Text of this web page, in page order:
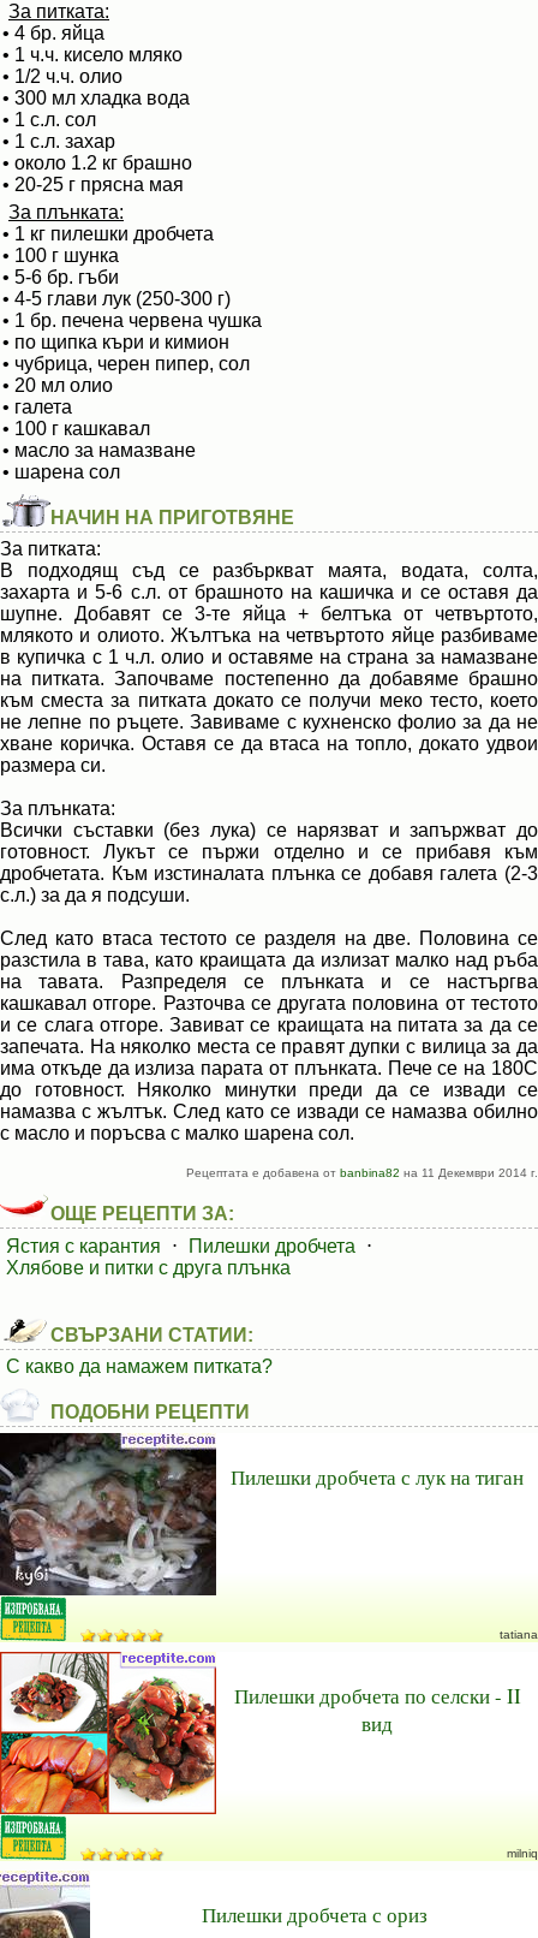
За питката:
• 4 бр. яйца
• 1 ч.ч. кисело мляко
• 1/2 ч.ч. олио
• 300 мл хладка вода
• 1 с.л. сол
• 1 с.л. захар
• около 1.2 кг брашно
• 20-25 г прясна мая
За плънката:
• 1 кг пилешки дробчета
• 100 г шунка
• 5-6 бр. гъби
• 4-5 глави лук (250-300 г)
• 1 бр. печена червена чушка
• по щипка къри и кимион
• чубрица, черен пипер, сол
• 20 мл олио
• галета
• 100 г кашкавал
• масло за намазване
• шарена сол
НАЧИН НА ПРИГОТВЯНЕ
За питката:
В подходящ съд се разбъркват маята, водата, солта,
захарта и 5-6 с.л. от брашното на кашичка и се оставя да
шупне. Добавят се 3-те яйца + белтъка от четвъртото,
млякото и олиото. Жълтъка на четвъртото яйце разбиваме
в купичка с 1 ч.л. олио и оставяме на страна за намазване
на питката. Започваме постепенно да добавяме брашно
към сместа за питката докато се получи меко тесто, което
не лепне по ръцете. Завиваме с кухненско фолио за да не
хване коричка. Оставя се да втаса на топло, докато удвои
размера си.
За плънката:
Всички съставки (без лука) се нарязват и запържват до
готовност. Лукът се пържи отделно и се прибавя към
дробчетата. Към изстиналата плънка се добавя галета (2-3
с.л.) за да я подсуши.
След като втаса тестото се разделя на две. Половина се
разстила в тава, като краищата да излизат малко над ръба
на тавата. Разпределя се плънката и се настъргва
кашкавал отгоре. Разточва се другата половина от тестото
и се слага отгоре. Завиват се краищата на питата за да се
запечата. На няколко места се правят дупки с вилица за да
има откъде да излиза парата от плънката. Пече се на 180С
до готовност. Няколко минутки преди да се извади се
намазва с жълтък. След като се извади се намазва обилно
с масло и поръсва с малко шарена сол.
Рецептата е добавена от banbina82 на 11 Декември 2014 г.
ОЩЕ РЕЦЕПТИ ЗА:
Ястия с карантия
⋅ Пилешки дробчета
⋅
Хлябове и питки с друга плънка
СВЪРЗАНИ СТАТИИ:
С какво да намажем питката?
ПОДОБНИ РЕЦЕПТИ
Пилешки дробчета с лук на тиган
tatiana
Пилешки дробчета по селски - II
вид
milniq
Пилешки дробчета с ориз